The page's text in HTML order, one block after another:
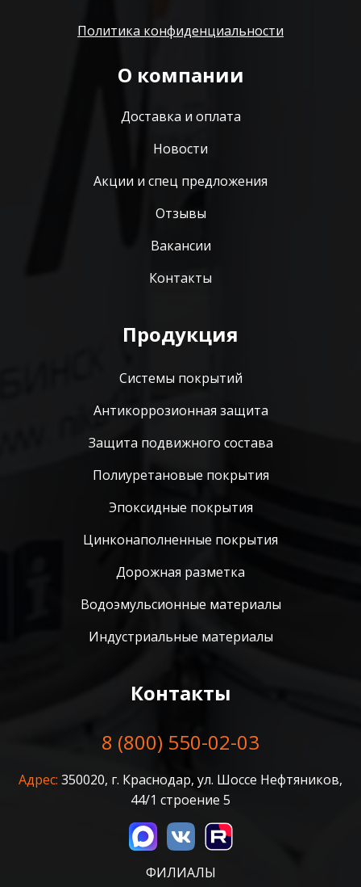
Политика конфиденциальности
О компании
Доставка и оплата
Новости
Акции и спец предложения
Отзывы
Вакансии
Контакты
Продукция
Системы покрытий
Антикоррозионная защита
Защита подвижного состава
Полиуретановые покрытия
Эпоксидные покрытия
Цинконаполненные покрытия
Дорожная разметка
Водоэмульсионные материалы
Индустриальные материалы
Контакты
8 (800) 550-02-03
Адрес: 350020, г. Краснодар, ул. Шоссе Нефтяников,
44/1 строение 5
ФИЛИАЛЫ